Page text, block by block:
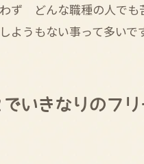
ず どんな職種の人でも
ようもない事って多いで
いきなりのフリ